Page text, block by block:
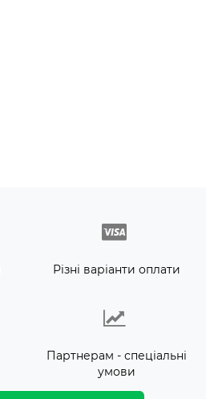
Різні варіанти оплати
Партнерам - спеціальні
умови